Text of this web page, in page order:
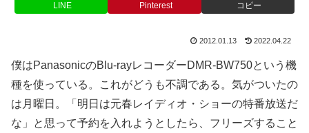
LINE Pinterest コピー
2012.01.13 2022.04.22
僕はPanasonicのBlu-rayレコーダーDMR-BW750という機
種を使っている。これがどうも不調である。気がついたの
は月曜日。「明日は元春レイディオ・ショーの特番放送だ
な」と思って予約を入れようとしたら、フリーズすること